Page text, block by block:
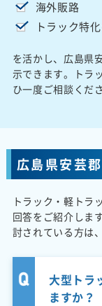
海外販路
トラック特
を活かし、広島県
示できます。トラ
ひ一度ご相談くだ
広島県安芸
トラック・軽トラ
回答をご紹介しま
討されている方は
大型トラ
ますか？